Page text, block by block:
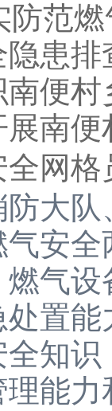
防范
隐患
便
南
网格
大
安
气
置
知
能